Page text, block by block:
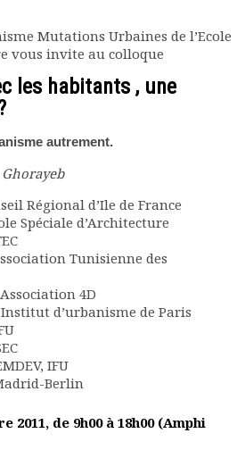
Mutations Urbaines de l’Ecole
vous invite au colloque
les habitants , une
autrement.
Régional d’Ile de France
Spéciale d’Architecture
Tunisienne des
4D
d’urbanisme de Paris
IFU
Berlin
2011, de 9h00 à 18h00 (Amphi